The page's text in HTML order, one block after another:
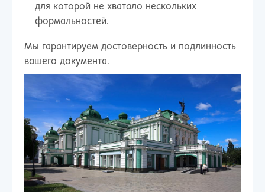
для которой не хватало нескольких
формальностей.
Мы гарантируем достоверность и подлинность
вашего документа.